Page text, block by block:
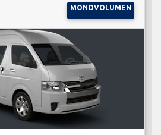
MONOVOLUMEN